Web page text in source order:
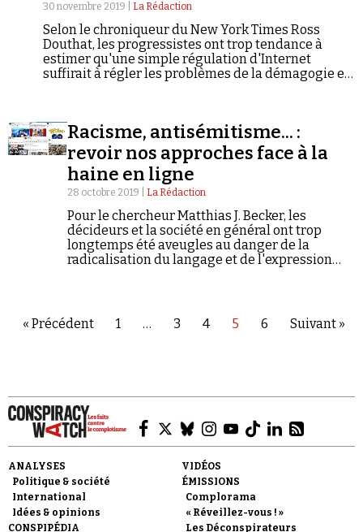
30 novembre 2019 | La Rédaction
Selon le chroniqueur du New York Times Ross
Douthat, les progressistes ont trop tendance à
estimer qu'une simple régulation d'Internet
suffirait à régler les problèmes de la démagogie et
Sacha Baron Cohen, qui voudrait que les réseaux
sociaux aient joué un rôle crucial dans l'essor des
mouvements populistes. Conspiracy Watch en
propose ici une traduction en français.
Racisme, antisémitisme... :
revoir nos approches face à la
haine en ligne
28 octobre 2019 | La Rédaction
Pour le chercheur Matthias J. Becker, les
décideurs et la société en général ont trop
longtemps été aveugles au danger de la
radicalisation du langage et de l'expression
« Précédent
1 … 3 4 5 6 Suivant »
ANALYSES
Politique & société
International
Idées & opinions
CONSPIPÉDIA
VIDÉOS
ÉMISSIONS
Complorama
« Réveillez-vous ! »
Les Déconspirateurs